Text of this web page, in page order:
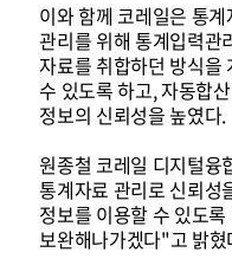
이와 함께 코레일은 통
관리를 위해 통계입력관
자료를 취합하던 방식을
수 있도록 하고, 자동합
정보의 신뢰성을 높였다.
원종철 코레일 디지털융
통계자료 관리로 신뢰성
정보를 이용할 수 있도
보완해나가겠다"고 밝혔